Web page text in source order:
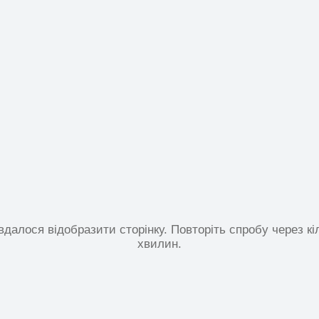
відобразити сторінку. Повторіть спробу через
хвилин.